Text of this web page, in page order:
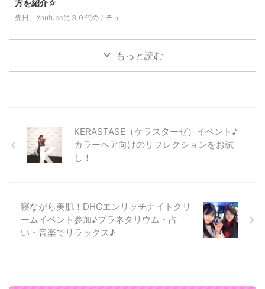
ですね♡ ハンドメイドコスメ☆
自分に似合う色で手作り口紅作っ
シアバター、ホホバオイル、ココ
ナッツオイル、蜜蝋、カスターオ
ニキビ跡などの悩みを抱えている
のですが、 ３０代以上のお肌に
方を紹介☆
先日、Youtubeに３０代のナチュ
プしてみました(^^)/ ２０代の頃
はただメイクを薄くすればナチュ
私が悩んでるのがシミ・・・・
厚塗り感を出さずに、シミに目が
いかないように ツヤのある美肌
うなナチュラルメ ...
もっと読む
KERASTASE（ケラスターゼ）イベント♪
カラーヘア向けのリフレクションをお試
し！
寝ながら美肌！DHCエンリッチナイトクリ
ームイベント参加♪プラネタリウム・占
い・音楽でリラックス♪